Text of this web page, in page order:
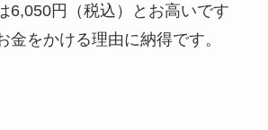
6,050円（税込）とお高いです
金をかける理由に納得です。